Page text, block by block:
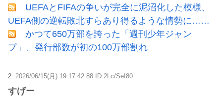
UEFAとFIFAの争いが完全に泥沼化した模様、
UEFA側の逆転敗北すらあり得るような情勢に……
かつて650万部を誇った「週刊少年ジャン
プ」、発行部数が初の100万部割れ
2: 2026/06/15(月) 19:17:42.88 ID:2Lc/SeI80
すげー